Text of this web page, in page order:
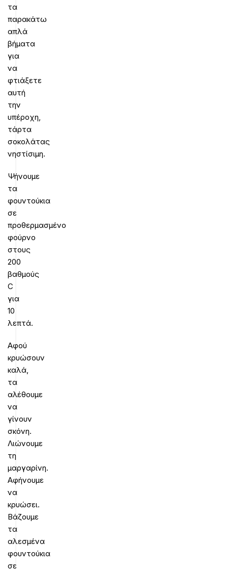
τα
παρακάτω
απλά
βήματα
για
να
φτιάξετε
αυτή
την
υπέροχη,
τάρτα
σοκολάτας
νηστίσιμη.
Ψήνουμε
τα
φουντούκια
σε
προθερμασμένο
φούρνο
στους
200
βαθμούς
C
για
10
λεπτά.
Αφού
κρυώσουν
καλά,
τα
αλέθουμε
να
γίνουν
σκόνη.
Λιώνουμε
τη
μαργαρίνη.
Αφήνουμε
να
κρυώσει.
Βάζουμε
τα
αλεσμένα
φουντούκια
σε